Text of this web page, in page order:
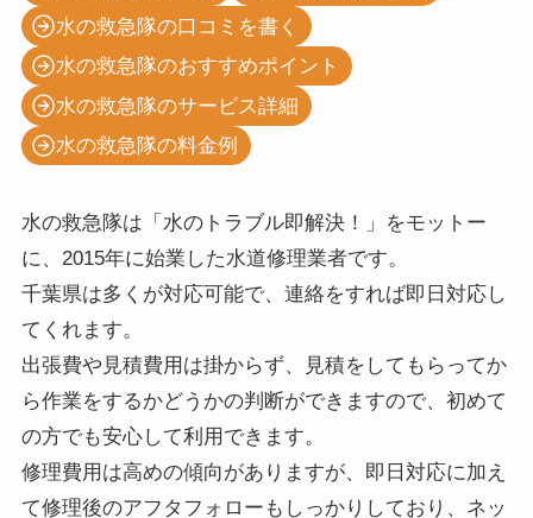
水の救急隊の口コミを書く
水の救急隊のおすすめポイント
水の救急隊のサービス詳細
水の救急隊の料金例
水の救急隊は「水のトラブル即解決！」をモットー
に、2015年に始業した水道修理業者です。
千葉県は多くが対応可能で、連絡をすれば即日対応し
てくれます。
出張費や見積費用は掛からず、見積をしてもらってか
ら作業をするかどうかの判断ができますので、初めて
の方でも安心して利用できます。
修理費用は高めの傾向がありますが、即日対応に加え
て修理後のアフタフォローもしっかりしており、ネッ